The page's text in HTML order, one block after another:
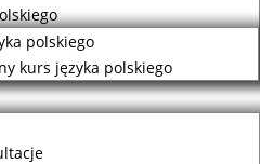
polskiego
kurs języka polskiego